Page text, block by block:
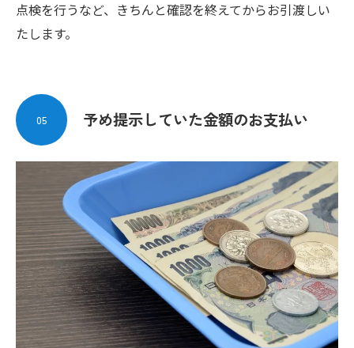
点検を行うなど、きちんと確認を終えてからお引渡しい
たします。
予め提示していた金額のお支払い
05